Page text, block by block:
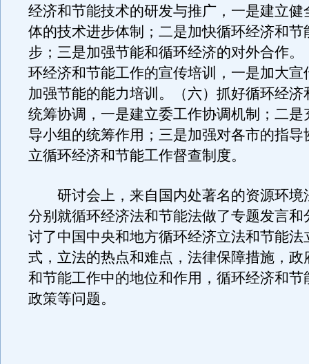
经济和节能技术的研发与推广，一是建立健
体的技术进步体制；二是加快循环经济和节
步；三是加强节能和循环经济的对外合作。
环经济和节能工作的宣传培训，一是加大宣
加强节能的能力培训。（六）抓好循环经济
统筹协调，一是建立委工作协调机制；二是
导小组的统筹作用；三是加强对各市的指导
立循环经济和节能工作督查制度。
研讨会上，来自国内处著名的资源环境
分别就循环经济法和节能法做了专题发言和
讨了中国中央和地方循环经济立法和节能法
式，立法的热点和难点，法律保障措施，政
和节能工作中的地位和作用，循环经济和节
政策等问题。